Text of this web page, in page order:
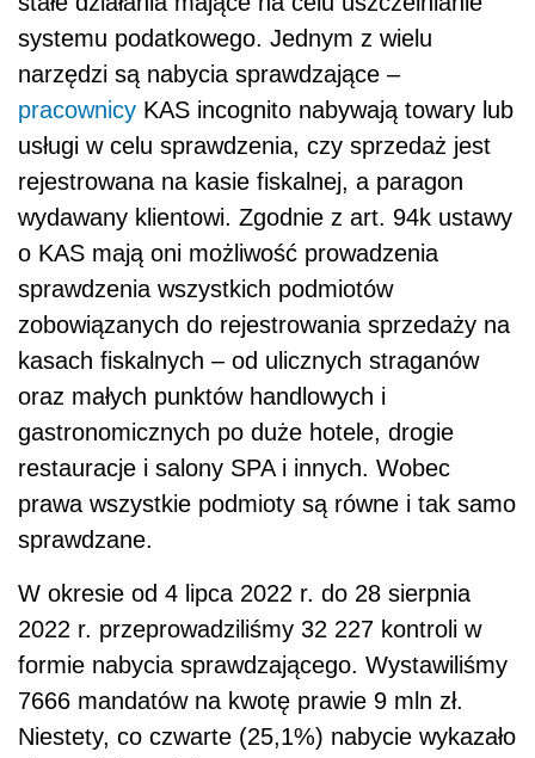
systemu podatkowego. Jednym z wielu
narzędzi są nabycia sprawdzające –
pracownicy KAS incognito nabywają towary lub
usługi w celu sprawdzenia, czy sprzedaż jest
rejestrowana na kasie fiskalnej, a paragon
wydawany klientowi. Zgodnie z art. 94k ustawy
o KAS mają oni możliwość prowadzenia
sprawdzenia wszystkich podmiotów
zobowiązanych do rejestrowania sprzedaży na
kasach fiskalnych – od ulicznych straganów
oraz małych punktów handlowych i
gastronomicznych po duże hotele, drogie
restauracje i salony SPA i innych. Wobec
prawa wszystkie podmioty są równe i tak samo
sprawdzane.
W okresie od 4 lipca 2022 r. do 28 sierpnia
2022 r. przeprowadziliśmy 32 227 kontroli w
formie nabycia sprawdzającego. Wystawiliśmy
7666 mandatów na kwotę prawie 9 mln zł.
Niestety, co czwarte (25,1%) nabycie wykazało